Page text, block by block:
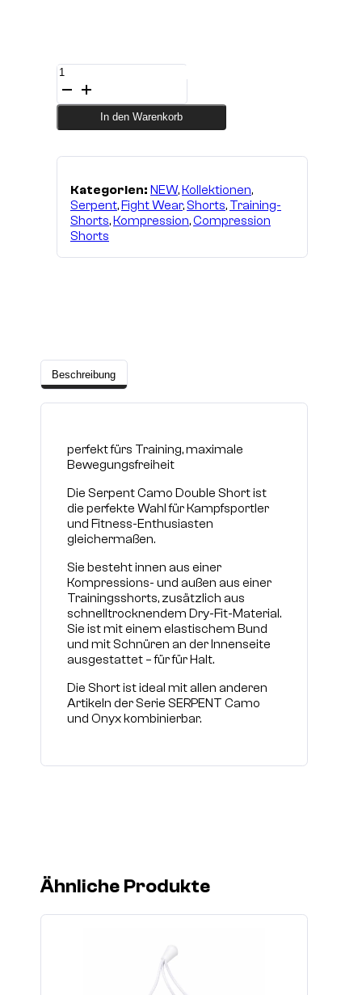
Double
Short
SERPENT
Menge
In den Warenkorb
Kategorien: NEW,Kollektionen,
Serpent,Fight Wear,Shorts, Training-
Shorts,Kompression,Compression
Shorts
Beschreibung
perfekt fürs Training, maximale
Bewegungsfreiheit
Die Serpent Camo Double Short ist
die perfekte Wahl für Kampfsportler
und Fitness-Enthusiasten
gleichermaßen.
Sie besteht innen aus einer
Kompressions- und außen aus einer
Trainingsshorts, zusätzlich aus
schnelltrocknendem Dry-Fit-Material.
Sie ist mit einem elastischem Bund
und mit Schnüren an der Innenseite
ausgestattet – für für Halt.
Die Short ist ideal mit allen anderen
Artikeln der Serie SERPENT Camo
und Onyx kombinierbar.
Ähnliche Produkte